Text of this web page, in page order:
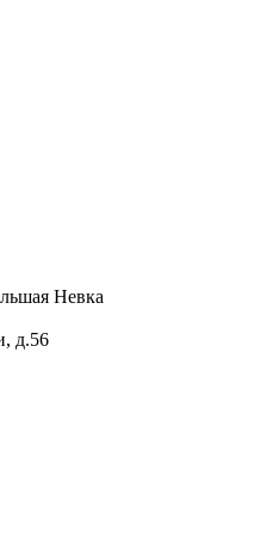
Невка
д.56